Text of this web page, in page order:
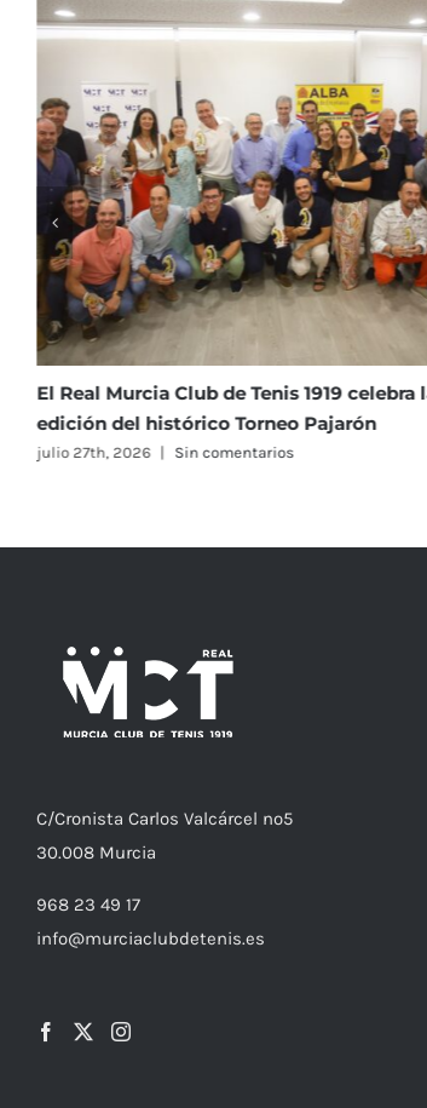
Real Murcia Club de Tenis 1919 celebra la 54.ª
del histórico Torneo Pajarón
27th, 2026 | Sin comentarios
C/Cronista Carlos Valcárcel nº5
30.008 Murcia
968 23 49 17
info@murciaclubdetenis.es